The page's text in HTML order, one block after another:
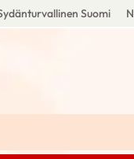
Suomi